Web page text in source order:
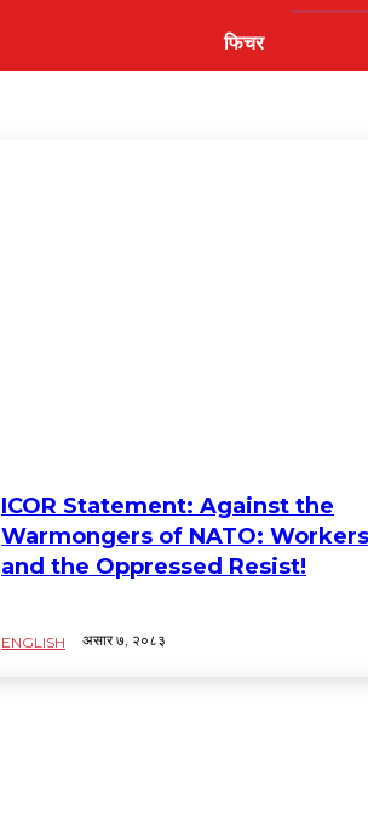
फिचर
ICOR Statement: Against the
Warmongers of NATO: Workers
and the Oppressed Resist!
ENGLISH असार ७, २०८३